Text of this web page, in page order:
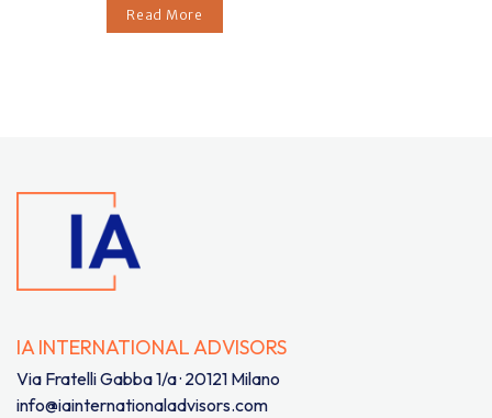
Read More
IA INTERNATIONAL ADVISORS
Via Fratelli Gabba 1/a · 20121 Milano
info@iainternationaladvisors.com